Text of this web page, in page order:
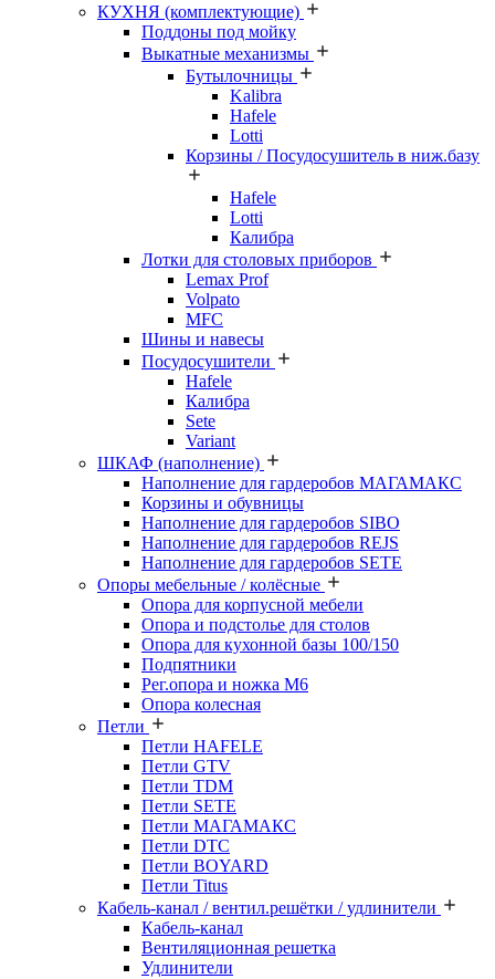
КУХНЯ (комплектующие)
Поддоны под мойку
Выкатные механизмы
Бутылочницы
Kalibra
Hafele
Lotti
Корзины / Посудосушитель в ниж.базу
Hafele
Lotti
Калибра
Лотки для столовых приборов
Lemax Prof
Volpato
MFC
Шины и навесы
Посудосушители
Hafele
Калибра
Sete
Variant
ШКАФ (наполнение)
Наполнение для гардеробов МАГАМАКС
Корзины и обувницы
Наполнение для гардеробов SIBO
Наполнение для гардеробов REJS
Наполнение для гардеробов SETE
Опоры мебельные / колёсные
Опора для корпусной мебели
Опора и подстолье для столов
Опора для кухонной базы 100/150
Подпятники
Рег.опора и ножка М6
Опора колесная
Петли
Петли HAFELE
Петли GTV
Петли TDM
Петли SETE
Петли МАГАМАКС
Петли DTC
Петли BOYARD
Петли Titus
Кабель-канал / вентил.решётки / удлинители
Кабель-канал
Вентиляционная решетка
Удлинители